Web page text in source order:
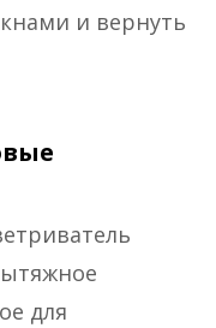
и вернуть
для